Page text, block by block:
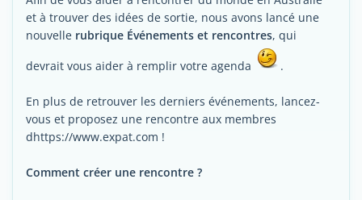
et à trouver des idées de sortie, nous avons lancé une
nouvelle rubrique Événements et rencontres, qui
devrait vous aider à remplir votre agenda
.
En plus de retrouver les derniers événements, lancez-
vous et proposez une rencontre aux membres
dhttps://www.expat.com !
Comment créer une rencontre ?